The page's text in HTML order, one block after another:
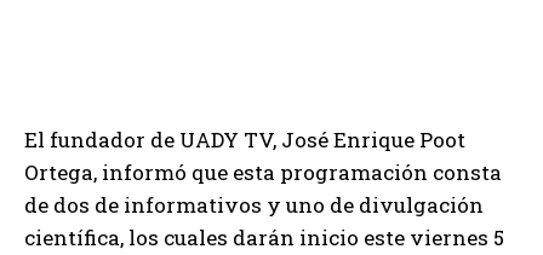
El fundador de UADY TV, José Enrique Poot
Ortega, informó que esta programación consta
de dos de informativos y uno de divulgación
científica, los cuales darán inicio este viernes 5